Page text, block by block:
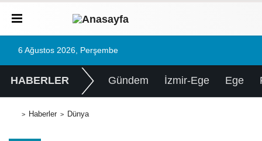
6 Ağustos 2026, Perşembe
HABERLER Gündem İzmir-Ege Ege
Haberler Dünya